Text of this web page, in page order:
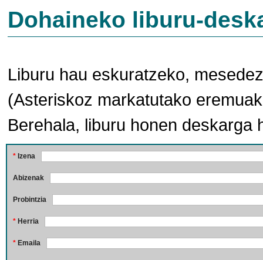
Dohaineko liburu-
Liburu hau eskuratzeko,
(Asteriskoz markatutako
Berehala, liburu honen deskarga
* Izena
Abizenak
Probintzia
* Herria
* Emaila